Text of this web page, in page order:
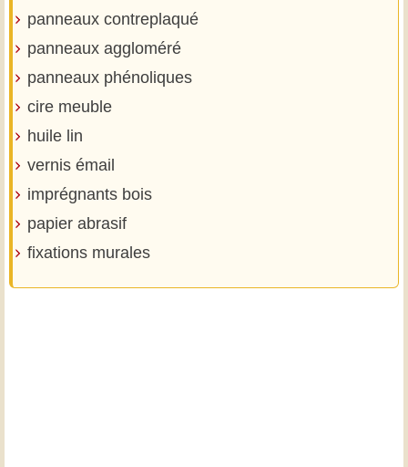
panneaux contreplaqué
panneaux aggloméré
panneaux phénoliques
cire meuble
huile lin
vernis émail
imprégnants bois
papier abrasif
fixations murales